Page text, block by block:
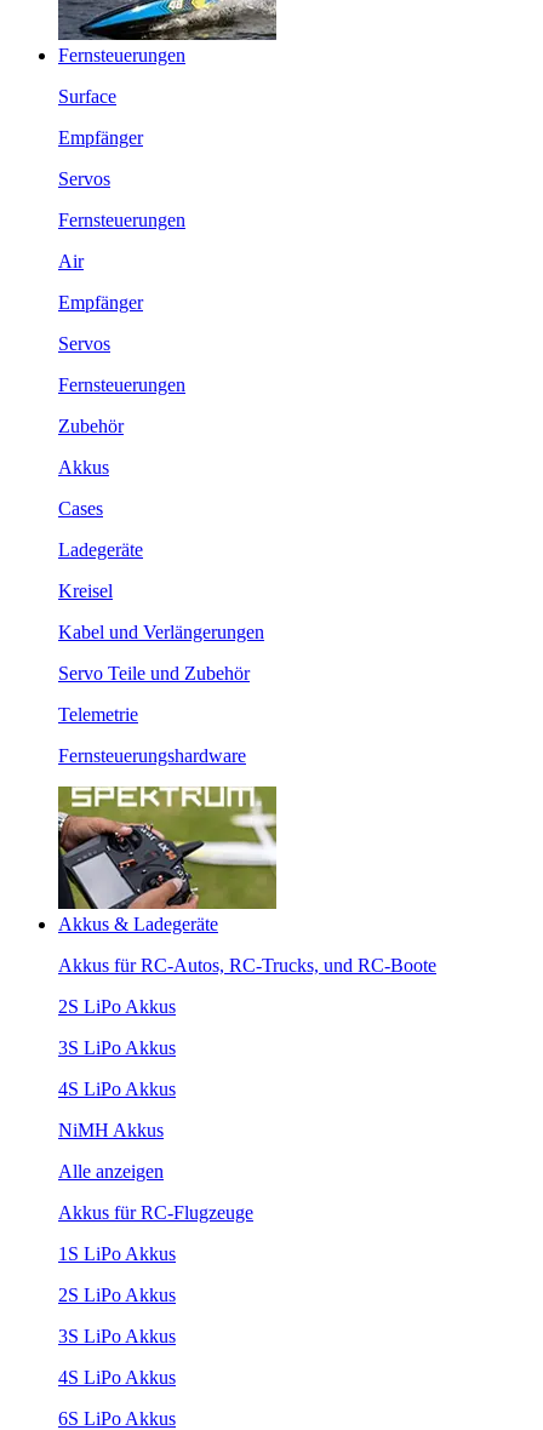
Fernsteuerungen
Surface
Empfänger
Servos
Fernsteuerungen
Air
Empfänger
Servos
Fernsteuerungen
Zubehör
Akkus
Cases
Ladegeräte
Kreisel
Kabel und Verlängerungen
Servo Teile und Zubehör
Telemetrie
Fernsteuerungshardware
Akkus & Ladegeräte
Akkus für RC-Autos, RC-Trucks, und RC-Boote
2S LiPo Akkus
3S LiPo Akkus
4S LiPo Akkus
NiMH Akkus
Alle anzeigen
Akkus für RC-Flugzeuge
1S LiPo Akkus
2S LiPo Akkus
3S LiPo Akkus
4S LiPo Akkus
6S LiPo Akkus